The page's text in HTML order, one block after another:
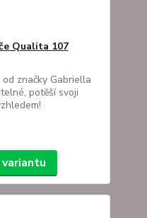
Qualita 107
značky Gabriella
potěší svoji